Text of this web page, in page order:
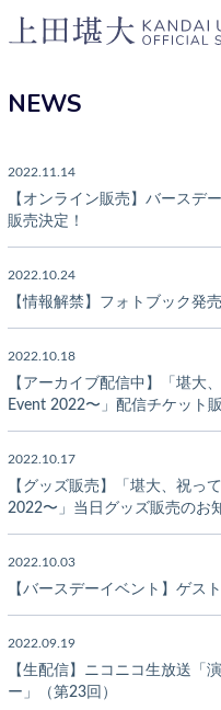
NEWS
2022.11.14
【オンライン販売】バースデ
販売決定！
2022.10.24
【情報解禁】フォトブック発
2022.10.18
【アーカイブ配信中】「堪大
Event 2022〜」配信チケット
2022.10.17
【グッズ販売】「堪大、祝っ
2022〜」当日グッズ販売のお
2022.10.03
【バースデーイベント】ゲス
2022.09.19
【生配信】ニコニコ生放送「
ー」（第23回）